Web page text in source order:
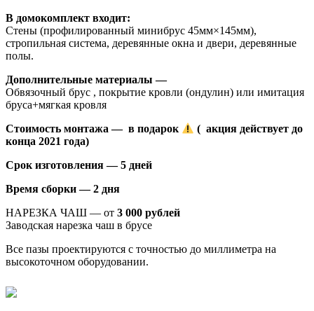
В домокомплект входит:
Стены (профилированный минибрус 45мм×145мм),
стропильная система, деревянные окна и двери, деревянные
полы.
Дополнительные материалы —
Обвязочный брус , покрытие кровли (ондулин) или имитация
бруса+мягкая кровля
Стоимость монтажа — в подарок
( акция действует до
конца 2021 года)
Срок изготовления — 5 дней
Время сборки — 2 дня
НАРЕЗКА ЧАШ — от 3 000 рублей
Заводская нарезка чаш в брусе
Все пазы проектируются с точностью до миллиметра на
высокоточном оборудовании.